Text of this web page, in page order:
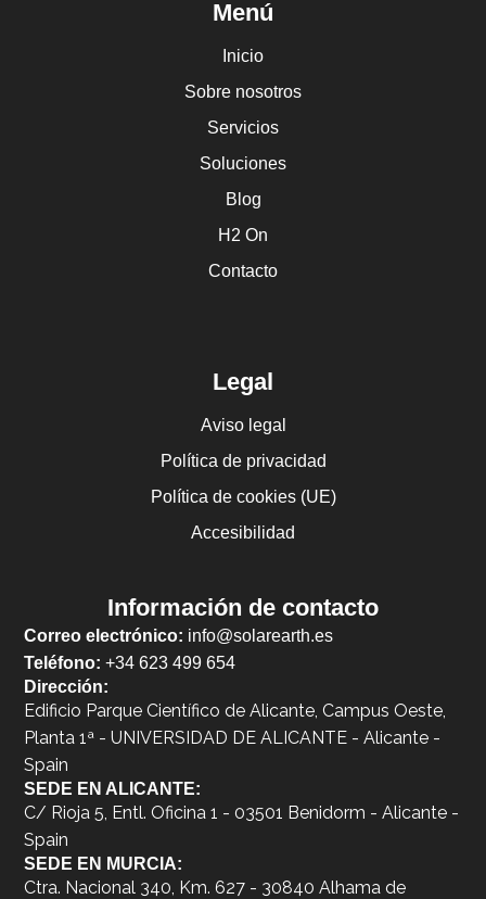
Menú
Inicio
Sobre nosotros
Servicios
Soluciones
Blog
H2 On
Contacto
Legal
Aviso legal
Política de privacidad
Política de cookies (UE)
Accesibilidad
Información de contacto
Correo electrónico: info@solarearth.es
Teléfono:+34 623 499 654
Dirección:
Edificio Parque Científico de Alicante, Campus Oeste,
Planta 1ª - UNIVERSIDAD DE ALICANTE - Alicante -
Spain
SEDE EN ALICANTE:
C/ Rioja 5, Entl. Oficina 1 - 03501 Benidorm - Alicante -
Spain
SEDE EN MURCIA:
Ctra. Nacional 340, Km. 627 - 30840 Alhama de